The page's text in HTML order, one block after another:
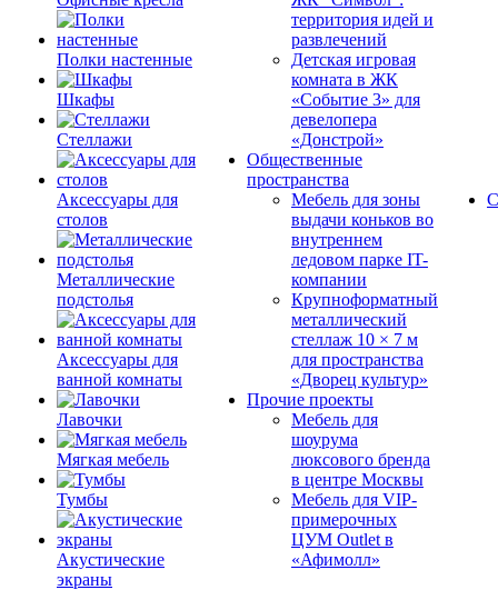
Полки настенные
Шкафы
Стеллажи
Аксессуары для
столов
Металлические
подстолья
Аксессуары для
ванной комнаты
Лавочки
Мягкая мебель
Тумбы
Акустические
экраны
территория идей и
развлечений
Детская игровая
комната в ЖК
«Событие 3» для
девелопера
«Донстрой»
Общественные
пространства
Мебель для зоны
выдачи коньков во
внутреннем
ледовом парке IT-
компании
Крупноформатный
металлический
стеллаж 10 × 7 м
для пространства
«Дворец культур»
Прочие проекты
Мебель для
шоурума
люксового бренда
в центре Москвы
Мебель для VIP-
примерочных
ЦУМ Outlet в
«Афимолл»